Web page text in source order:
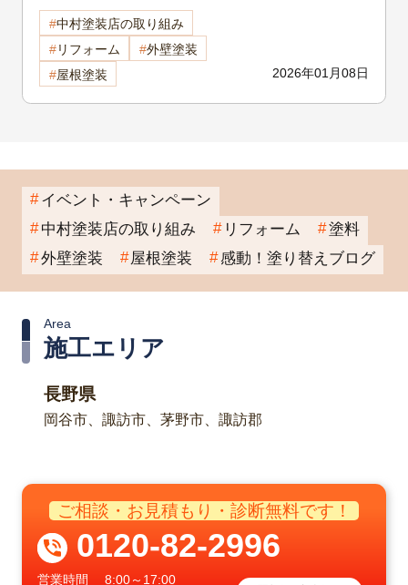
市の外壁・屋根カラー人気ランキング
岡谷市の屋根・外壁塗装専門店が徹底解
説
2026年01月08日
中村塗装店の取り組み
リフォーム
外壁塗装
屋根塗装
イベント・キャンペーン
中村塗装店の取り組み
リフォーム
塗料
外壁塗装
屋根塗装 感動！塗り替えブログ
施工エリア
Area
長野県
岡谷市、諏訪市、茅野市、諏訪郡
ご相談・お見積もり・診断無料です！
0120-82-2996
営業時間
8:00～17:00